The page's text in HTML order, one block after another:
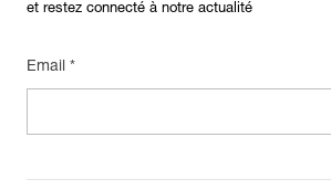
et restez connecté à notre actualité
Email *